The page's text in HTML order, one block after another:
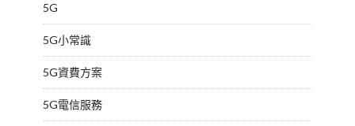
5G
5G小常識
5G資費方案
5G電信服務